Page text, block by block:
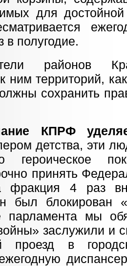
для
полугодие.
районов
ним территорий,
сохранить
КПРФ
детства, эти
героическое
принять
фракция 4 раз
был блокирован
парламента мы
заслужили и
проезд в